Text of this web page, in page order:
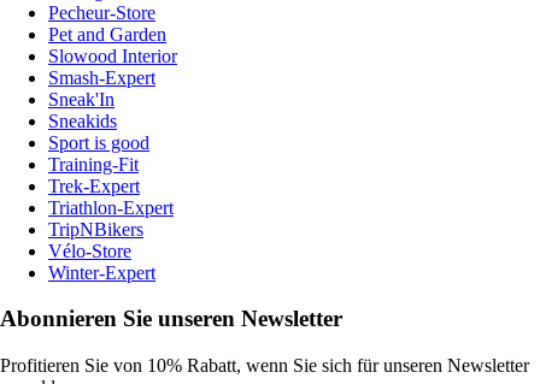
Pecheur-Store
Pet and Garden
Slowood Interior
Smash-Expert
Sneak'In
Sneakids
Sport is good
Training-Fit
Trek-Expert
Triathlon-Expert
TripNBikers
Vélo-Store
Winter-Expert
Abonnieren Sie unseren Newsletter
Profitieren Sie von 10% Rabatt, wenn Sie sich für unseren Newsletter